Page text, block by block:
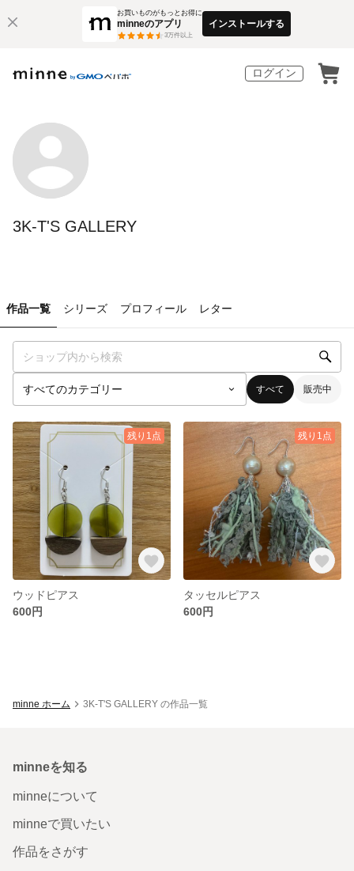
お買いものがもっとお得に
minneのアプリ
3万件以上
インストールする
ログイン
3K-T'S GALLERY
作品一覧 シリーズ プロフィール レター
すべて 販売中
残り1点
ウッドピアス
600円
残り1点
タッセルピアス
600円
minne ホーム 3K-T'S GALLERY の作品一覧
minneを知る
minneについて
minneで買いたい
作品をさがす